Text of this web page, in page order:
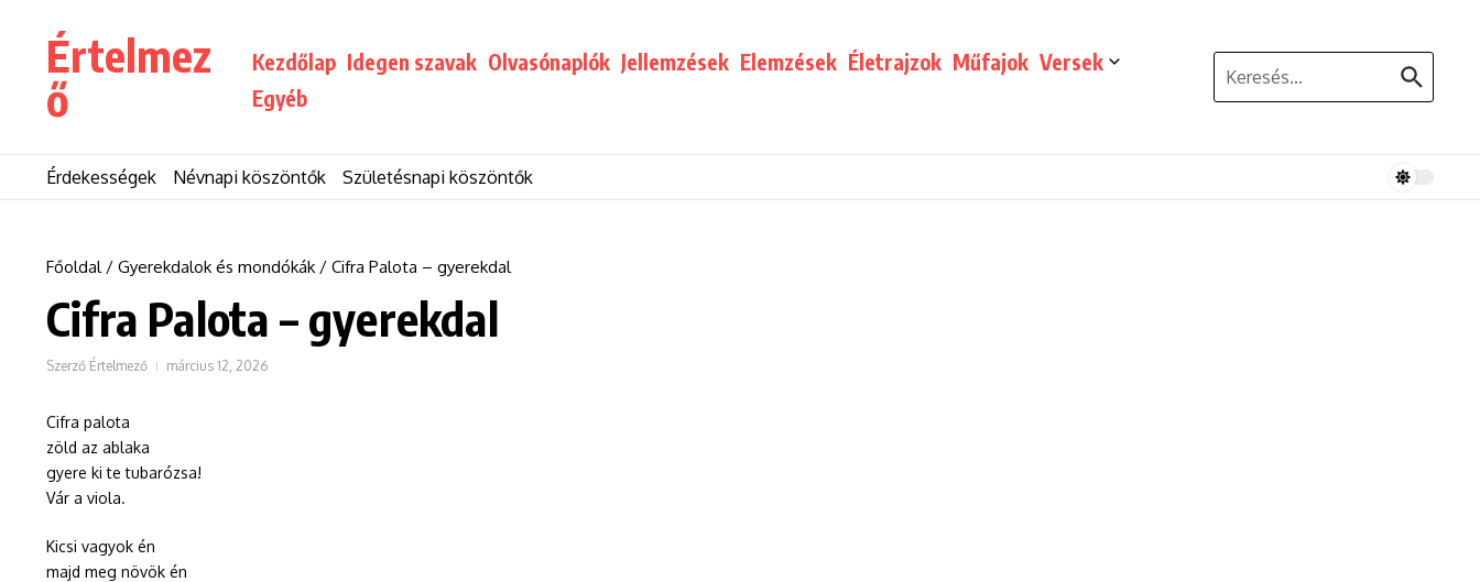
Értelmez
ő
Kezdőlap Idegen szavak Olvasónaplók Jellemzések Elemzések Életrajzok Műfajok Versek
Egyéb
Keresés:
Érdekességek Névnapi köszöntők Születésnapi köszöntők
Főoldal/ Gyerekdalok és mondókák/ Cifra Palota – gyerekdal
Cifra Palota – gyerekdal
Szerző Értelmező március 12, 2026
Cifra palota
zöld az ablaka
gyere ki te tubarózsa!
Vár a viola.
Kicsi vagyok én
majd meg növök én